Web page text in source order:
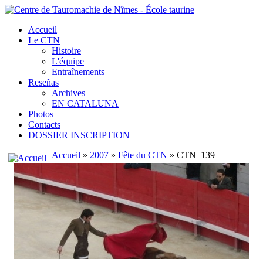
Accueil
Le CTN
Histoire
L'équipe
Entraînements
Reseñas
Archives
EN CATALUNA
Photos
Contacts
DOSSIER INSCRIPTION
Accueil » 2007 » Fête du CTN » CTN_139